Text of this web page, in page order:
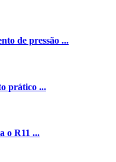
de pressão ...
prático ...
o R11 ...